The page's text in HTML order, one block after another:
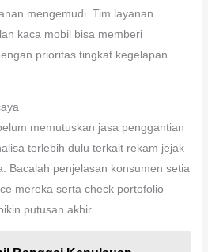
mengemudi. Tim layanan
kaca mobil bisa memberi
prioritas tingkat kegelapan
memutuskan jasa penggantian
terlebih dulu terkait rekam jejak
Bacalah penjelasan konsumen setia
mereka serta check portofolio
putusan akhir.